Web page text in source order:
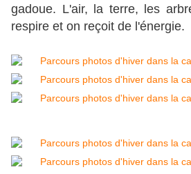
gadoue. L'air, la terre, les
respire et on reçoit de l'énergie.